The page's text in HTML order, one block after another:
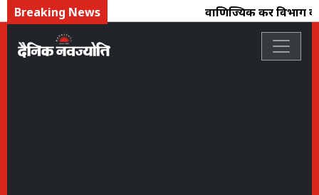
Breaking News वाणिज्यिक कर विभाग